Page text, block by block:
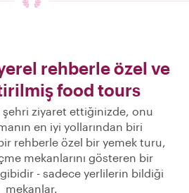
rehberle özel ve
food tours
ziyaret ettiğinizde, onu
en iyi yollarından biri
rehberle özel bir yemek turu,
mekanlarını gösteren bir
gibidir - sadece yerlilerin bildiği
mekanlar.